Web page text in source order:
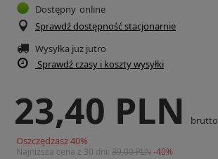
Dostępny online
Sprawdź dostępność stacjonarnie
Wysyłka już jutro
Sprawdź czasy i koszty wysyłki
23,40 PLN brutto
Oszczędzasz40%
Najniższa cena z 30 dni: 39,00 PLN-40%